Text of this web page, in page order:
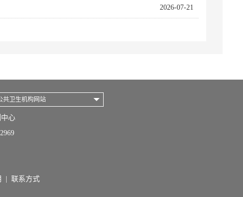
2026-07-21
共卫生机构网站
心
联系方式